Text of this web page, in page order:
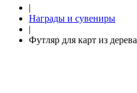
|
Награды и сувениры
|
Футляр для карт из дерева